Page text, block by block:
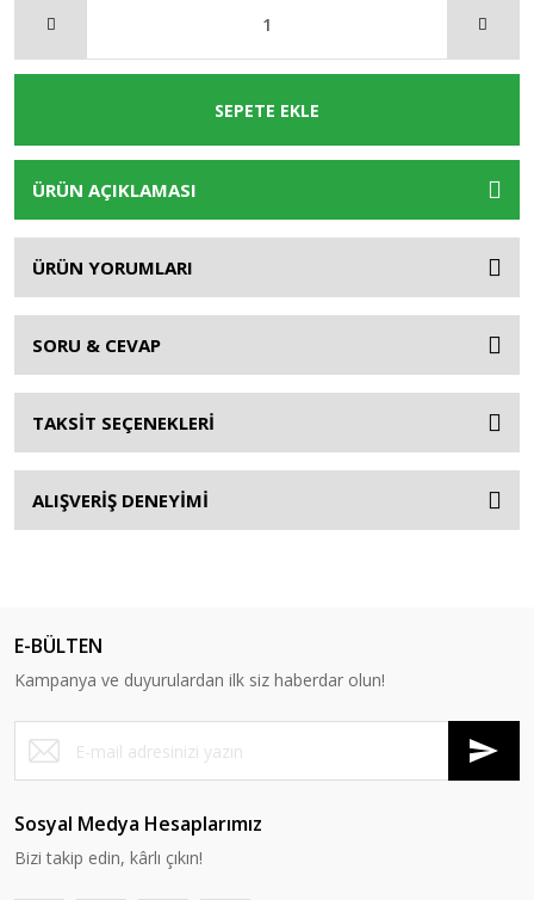
SEPETE EKLE
ÜRÜN AÇIKLAMASI
ÜRÜN YORUMLARI
SORU & CEVAP
TAKSİT SEÇENEKLERİ
ALIŞVERİŞ DENEYİMİ
E-BÜLTEN
Kampanya ve duyurulardan ilk siz haberdar olun!
Sosyal Medya Hesaplarımız
Bizi takip edin, kârlı çıkın!